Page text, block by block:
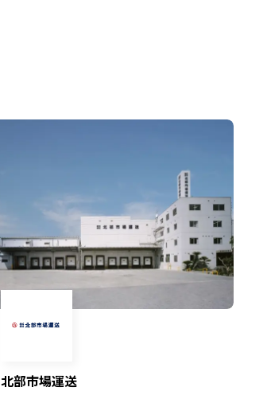
北部市場運送